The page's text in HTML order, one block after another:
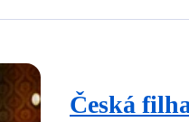
Česká